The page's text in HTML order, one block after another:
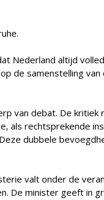
Nederland altijd
de samenstelling
van debat. De kritiek
als rechtsprekende
dubbele
valt onder de
De minister geeft in